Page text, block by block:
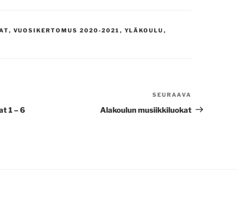
, VUOSIKERTOMUS 2020-2021 , YLÄKOULU ,
1 – 6
artikkeli
SEURAAVA
Alakoulun musiikkiluokat